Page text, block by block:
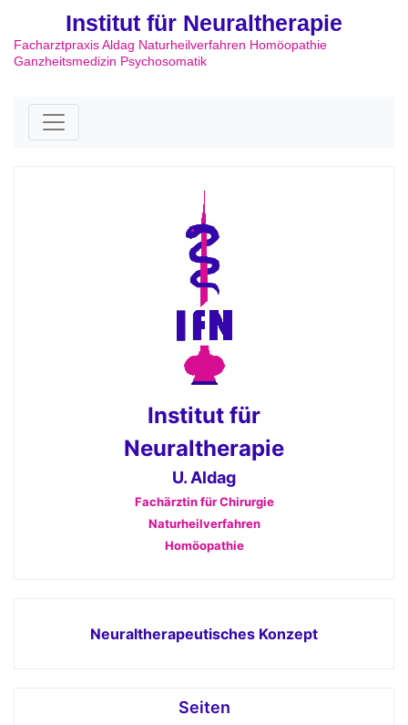
Institut für Neuraltherapie
Facharztpraxis Aldag Naturheilverfahren Homöopathie
Ganzheitsmedizin Psychosomatik
Institut für
Neuraltherapie
U. Aldag
Fachärztin für Chirurgie
Naturheilverfahren
Homöopathie
Neuraltherapeutisches Konzept
Seiten